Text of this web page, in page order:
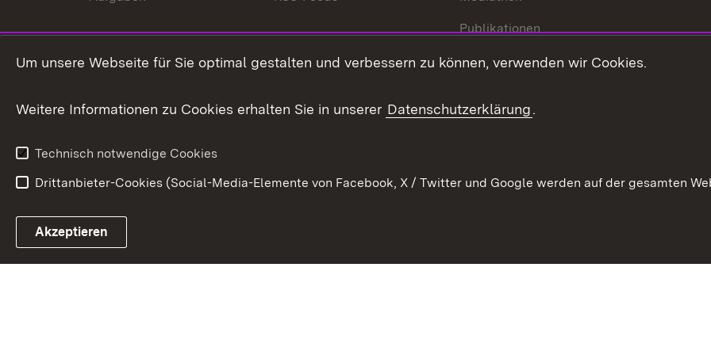
Publikationen
Stellen und Ausbildung
Verkehrsinformationen
Link zum Landesportal
Um unsere Webseite für Sie optimal gestalten und verbessern zu können, verwenden wir Cookies.
Weitere Informationen zu Cookies erhalten Sie in unserer Datenschutzerklärung.
Technisch notwendige Cookies
Drittanbieter-Cookies (Social-Media-Elemente von Facebook, X / Twitter und Google werden auf der gesamten
Akzeptieren